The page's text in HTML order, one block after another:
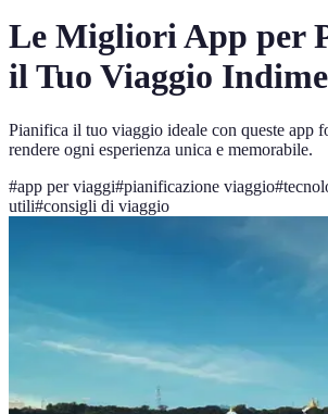
Le Migliori App per
il Tuo Viaggio
Pianifica il tuo viaggio ideale con queste app
rendere ogni esperienza unica e memorabile.
#app per viaggi#pianificazione viaggio#
utili#consigli di viaggio